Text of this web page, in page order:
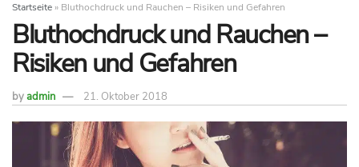
Startseite » Bluthochdruck und Rauchen – Risiken und Gefahren
Bluthochdruck und Rauchen –
Risiken und Gefahren
byadmin 21. Oktober 2018